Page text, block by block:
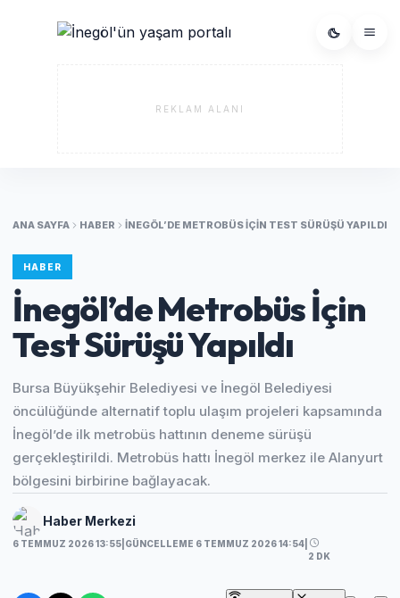
REKLAM ALANI
ANA SAYFA HABER İNEGÖL’DE METROBÜS İÇIN TEST SÜRÜŞÜ YAPILDI
HABER
İnegöl’de Metrobüs İçin
Test Sürüşü Yapıldı
Bursa Büyükşehir Belediyesi ve İnegöl Belediyesi
öncülüğünde alternatif toplu ulaşım projeleri kapsamında
İnegöl’de ilk metrobüs hattının deneme sürüşü
gerçekleştirildi. Metrobüs hattı İnegöl merkez ile Alanyurt
bölgesini birbirine bağlayacak.
Haber Merkezi
6 TEMMUZ 2026 13:55 GÜNCELLEME 6 TEMMUZ 2026 14:54
2 DK